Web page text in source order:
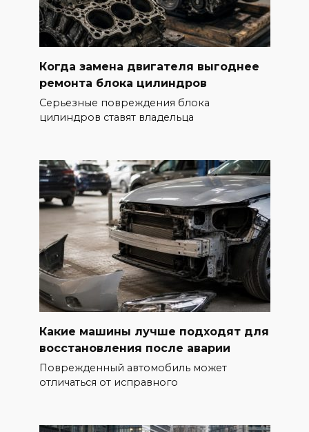
Когда замена двигателя выгоднее
ремонта блока цилиндров
Серьезные повреждения блока
цилиндров ставят владельца
Какие машины лучше подходят для
восстановления после аварии
Поврежденный автомобиль может
отличаться от исправного